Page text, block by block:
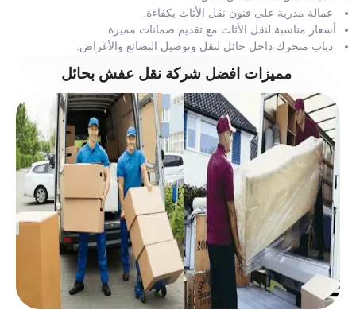
عمالة مدربة على فنون نقل الأثاث بكفاءة.
أسعار مناسبة لنقل الأثاث مع تقديم ضمانات مميزة.
دباب متحرك داخل حائل لنقل وتوصيل البضائع والأغراض.
مميزات افضل شركة نقل عفش بحائل